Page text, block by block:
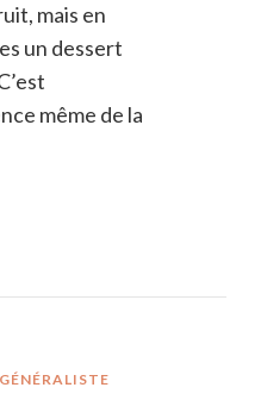
mais en
un dessert
même de la